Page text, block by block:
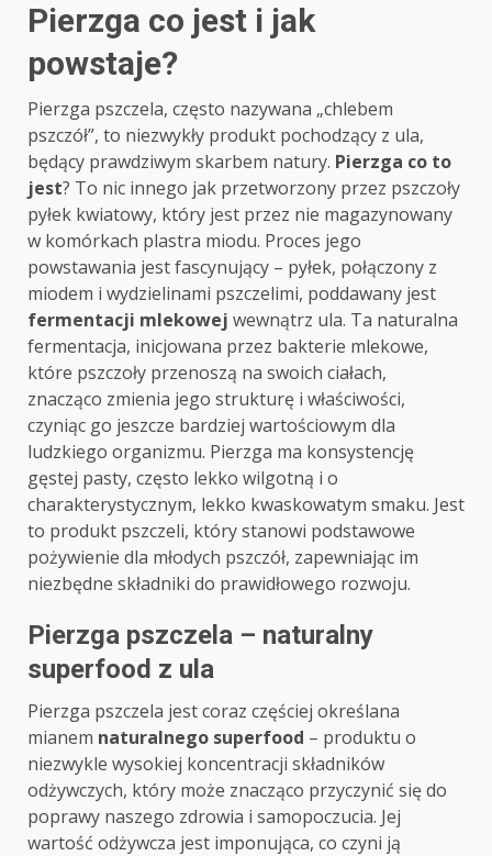
Pierzga co jest i jak
powstaje?
Pierzga pszczela, często nazywana „chlebem
pszczół”, to niezwykły produkt pochodzący z ula,
będący prawdziwym skarbem natury. Pierzga co to
jest? To nic innego jak przetworzony przez pszczoły
pyłek kwiatowy, który jest przez nie magazynowany
w komórkach plastra miodu. Proces jego
powstawania jest fascynujący – pyłek, połączony z
miodem i wydzielinami pszczelimi, poddawany jest
fermentacji mlekowej wewnątrz ula. Ta naturalna
fermentacja, inicjowana przez bakterie mlekowe,
które pszczoły przenoszą na swoich ciałach,
znacząco zmienia jego strukturę i właściwości,
czyniąc go jeszcze bardziej wartościowym dla
ludzkiego organizmu. Pierzga ma konsystencję
gęstej pasty, często lekko wilgotną i o
charakterystycznym, lekko kwaskowatym smaku. Jest
to produkt pszczeli, który stanowi podstawowe
pożywienie dla młodych pszczół, zapewniając im
niezbędne składniki do prawidłowego rozwoju.
Pierzga pszczela – naturalny
superfood z ula
Pierzga pszczela jest coraz częściej określana
mianem naturalnego superfood – produktu o
niezwykle wysokiej koncentracji składników
odżywczych, który może znacząco przyczynić się do
poprawy naszego zdrowia i samopoczucia. Jej
wartość odżywcza jest imponująca, co czyni ją